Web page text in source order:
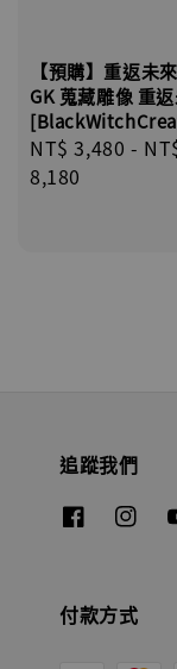
【預購】重返未
GK 蒐藏雕像 重
Regular
price
NT$ 3,480 -
8,180
追蹤我們
付款方式